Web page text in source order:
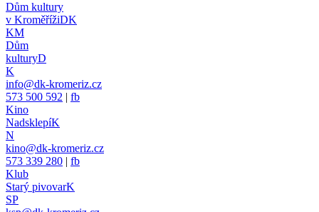
Dům kultury
v KroměřížiDK
KM
Dům
kulturyD
K
info@dk-kromeriz.cz
573 500 592 | fb
Kino
NadsklepíK
N
kino@dk-kromeriz.cz
573 339 280 | fb
Klub
Starý pivovarK
SP